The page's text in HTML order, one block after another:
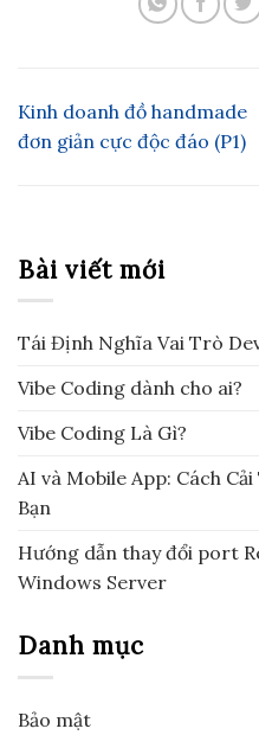
Kinh doanh đồ handmade
đơn giản cực độc đáo (P1)
Bài viết mới
Tái Định Nghĩa Vai Trò
Vibe Coding dành cho ai?
Vibe Coding Là Gì?
AI và Mobile App: Cách
Bạn
Hướng dẫn thay đổi port
Windows Server
Danh mục
Bảo mật